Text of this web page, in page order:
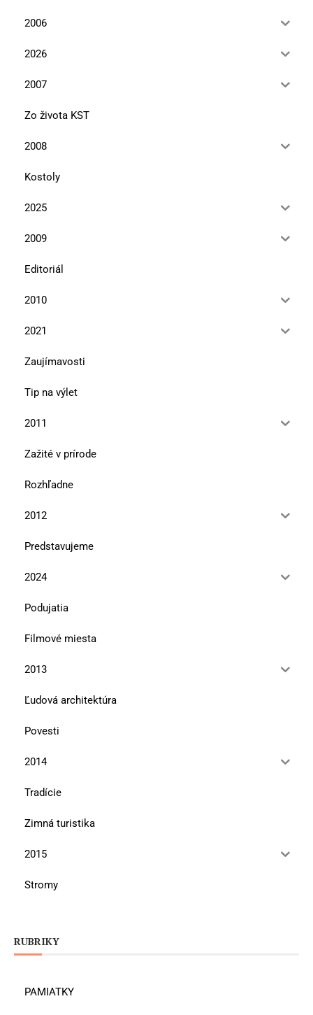
2006
2026
2007
Zo života KST
2008
Kostoly
2025
2009
Editoriál
2010
2021
Zaujímavosti
Tip na výlet
2011
Zažité v prírode
Rozhľadne
2012
Predstavujeme
2024
Podujatia
Filmové miesta
2013
Ľudová architektúra
Povesti
2014
Tradície
Zimná turistika
2015
Stromy
RUBRIKY
PAMIATKY